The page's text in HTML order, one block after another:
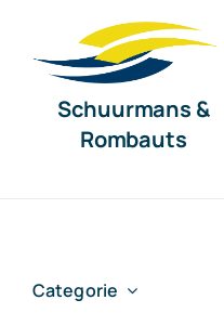
naar
Schuurmans &
Rombauts
Categorie